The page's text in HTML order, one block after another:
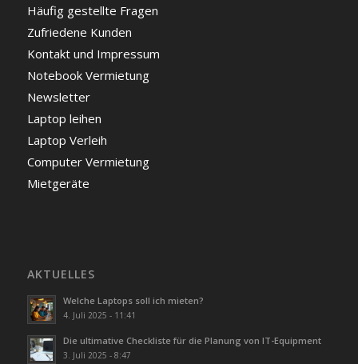
Häufig gestellte Fragen
Zufriedene Kunden
Kontakt und Impressum
Notebook Vermietung
Newsletter
Laptop leihen
Laptop Verleih
Computer Vermietung
Mietgeräte
AKTUELLES
Welche Laptops soll ich mieten?
4. Juli 2025 - 11:41
Die ultimative Checkliste für die Planung von IT-Equipment
3. Juli 2025 - 8:47